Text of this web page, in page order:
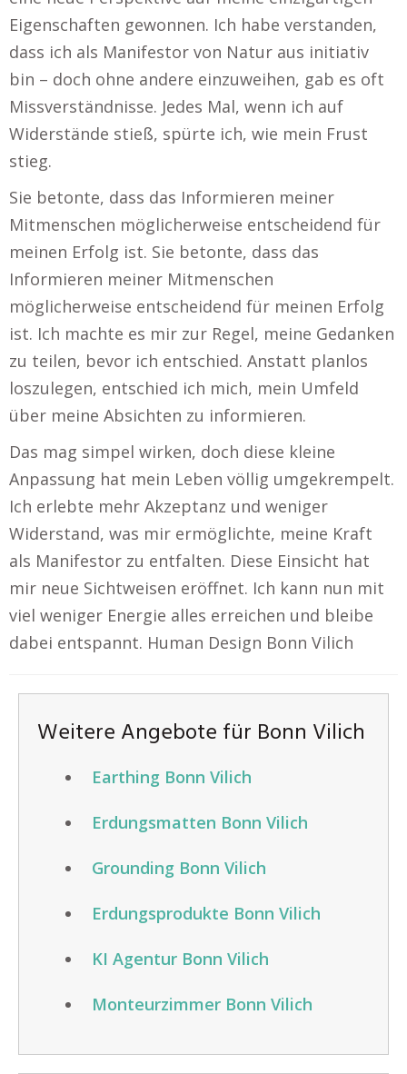
Eigenschaften gewonnen. Ich habe verstanden,
dass ich als Manifestor von Natur aus initiativ
bin – doch ohne andere einzuweihen, gab es oft
Missverständnisse. Jedes Mal, wenn ich auf
Widerstände stieß, spürte ich, wie mein Frust
stieg.
Sie betonte, dass das Informieren meiner
Mitmenschen möglicherweise entscheidend für
meinen Erfolg ist. Sie betonte, dass das
Informieren meiner Mitmenschen
möglicherweise entscheidend für meinen Erfolg
ist. Ich machte es mir zur Regel, meine Gedanken
zu teilen, bevor ich entschied. Anstatt planlos
loszulegen, entschied ich mich, mein Umfeld
über meine Absichten zu informieren.
Das mag simpel wirken, doch diese kleine
Anpassung hat mein Leben völlig umgekrempelt.
Ich erlebte mehr Akzeptanz und weniger
Widerstand, was mir ermöglichte, meine Kraft
als Manifestor zu entfalten. Diese Einsicht hat
mir neue Sichtweisen eröffnet. Ich kann nun mit
viel weniger Energie alles erreichen und bleibe
dabei entspannt. Human Design Bonn Vilich
Weitere Angebote für Bonn Vilich
Earthing Bonn Vilich
Erdungsmatten Bonn Vilich
Grounding Bonn Vilich
Erdungsprodukte Bonn Vilich
KI Agentur Bonn Vilich
Monteurzimmer Bonn Vilich